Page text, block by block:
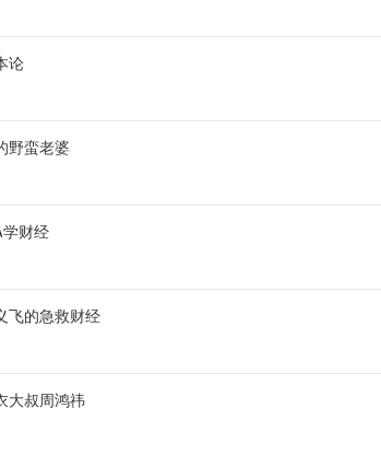
论
野蛮老婆
学财经
飞的急救财经
大叔周鸿祎